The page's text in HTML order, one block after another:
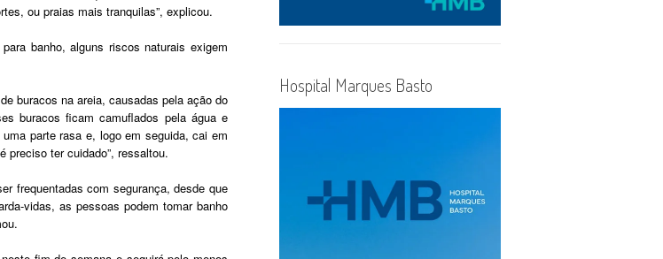
ou praias mais tranquilas”, explicou.
banho, alguns riscos naturais exigem
buracos na areia, causadas pela ação do
buracos ficam camuflados pela água e
parte rasa e, logo em seguida, cai em
preciso ter cuidado”, ressaltou.
frequentadas com segurança, desde que
vidas, as pessoas podem tomar banho
Hospital Marques Basto